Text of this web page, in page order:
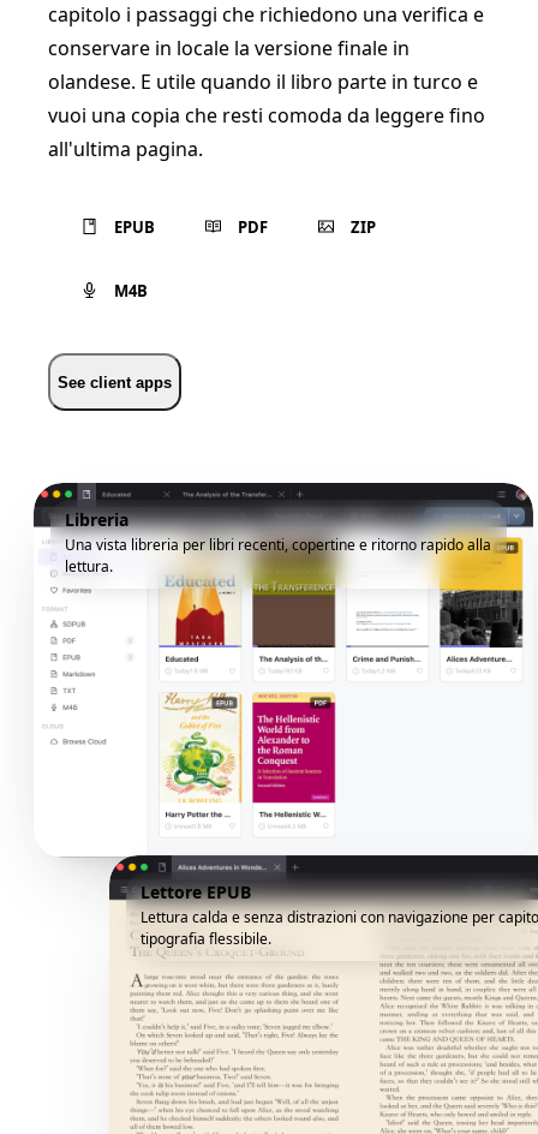
capitolo i passaggi che richiedono una verifica e
conservare in locale la versione finale in
olandese. E utile quando il libro parte in turco e
vuoi una copia che resti comoda da leggere fino
all'ultima pagina.
EPUB PDF ZIP
M4B
See client apps
Libreria
Una vista libreria per libri recenti, copertine e ritorno rapido alla
lettura.
Lettore EPUB
Lettura calda e senza distrazioni con navigazione per
tipografia flessibile.